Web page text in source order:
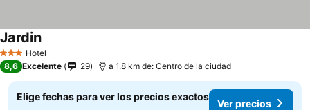
3 Estrellas
Hotel
Jardin
8,6 Excelente 29 a 1.8 km de: Centro de la ciudad
Elige fechas para ver los precios exactos
Ver precios